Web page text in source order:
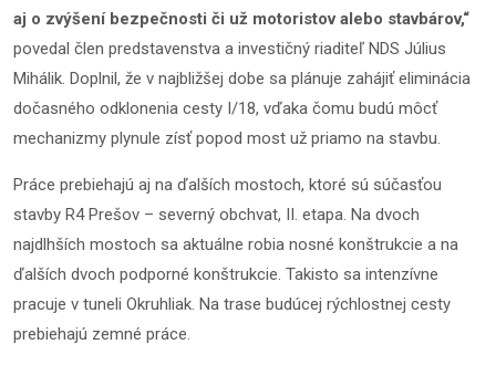
aj o zvýšení bezpečnosti či už motoristov alebo stavbárov,“
povedal člen predstavenstva a investičný riaditeľ NDS Július
Mihálik. Doplnil, že v najbližšej dobe sa plánuje zahájiť eliminácia
dočasného odklonenia cesty I/18, vďaka čomu budú môcť
mechanizmy plynule zísť popod most už priamo na stavbu.
Práce prebiehajú aj na ďalších mostoch, ktoré sú súčasťou
stavby R4 Prešov – severný obchvat, II. etapa. Na dvoch
najdlhších mostoch sa aktuálne robia nosné konštrukcie a na
ďalších dvoch podporné konštrukcie. Takisto sa intenzívne
pracuje v tuneli Okruhliak. Na trase budúcej rýchlostnej cesty
prebiehajú zemné práce.